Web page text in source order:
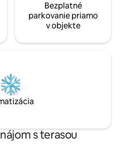
Bezplatné
parkovanie priamo
v objekte
s terasou